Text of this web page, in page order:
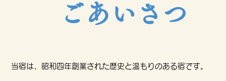
​ごあいさつ
当宿は、昭和四年創業された歴史と温もりのある宿です。